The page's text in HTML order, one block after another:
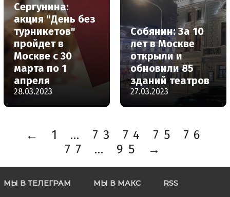
Сергунина:
акция "День без
турникетов"
пройдет в
Москве с 30
марта по 1
апреля
28.03.2023
Собянин: За 10
лет в Москве
открыли и
обновили 85
зданий театров
27.03.2023
← 1 … 73 74 75
76
77
… 95 →
МЫ В ТЕЛЕГРАМ МЫ В МАКС RSS